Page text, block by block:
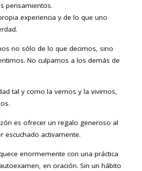
pensamientos.
experiencia y de lo que uno
no sólo de lo que decimos, sino
No culpamos a los demás de
tal y como la vemos y la vivimos,
es ofrecer un regalo generoso al
escuchado activamente.
enormemente con una práctica
en oración. Sin un hábito